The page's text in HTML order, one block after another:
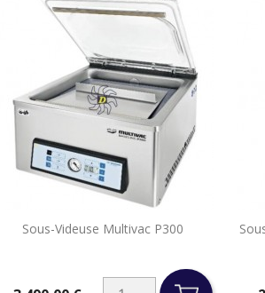
Sous-Videuse Multivac P300
Aperçu rapide